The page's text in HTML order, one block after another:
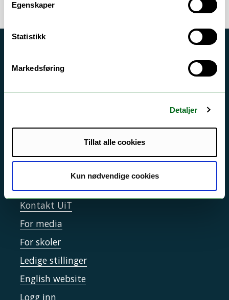
Egenskaper
Statistikk
Markedsføring
Detaljer
Tillat alle cookies
Kun nødvendige cookies
Si ifra!
Driftsmeldinger
Sikkerhet, beredskap og personvern
Informasjonskapsler
Tilgjengelighetserklæring
Kontakt UiT
For media
For skoler
Ledige stillinger
English website
Logg inn